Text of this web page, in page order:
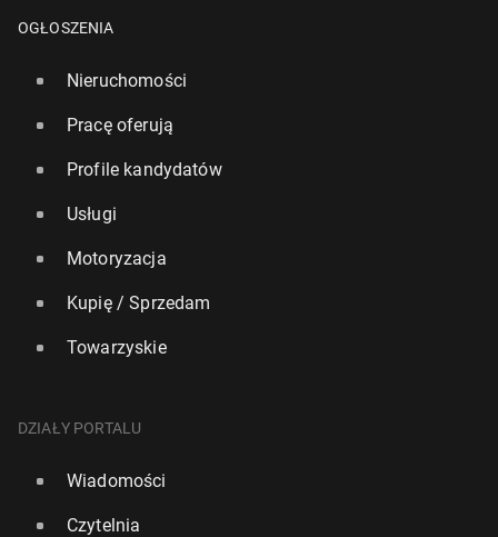
OGŁOSZENIA
Nieruchomości
Pracę oferują
Profile kandydatów
Usługi
Motoryzacja
Kupię / Sprzedam
Towarzyskie
DZIAŁY PORTALU
Wiadomości
Czytelnia